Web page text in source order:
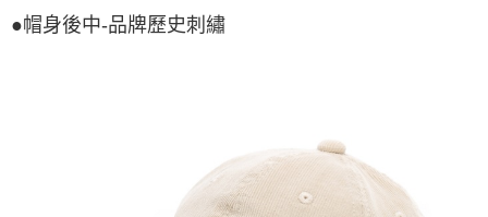
●帽身後中-品牌歷史刺繡